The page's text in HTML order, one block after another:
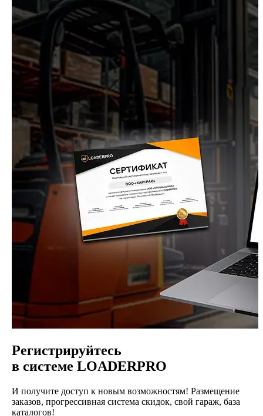
Регистрируйтесь
в системе LOADERPRO
И получите доступ к новым возможностям! Размещение
заказов, прогрессивная система скидок, свой гараж, база
каталогов!